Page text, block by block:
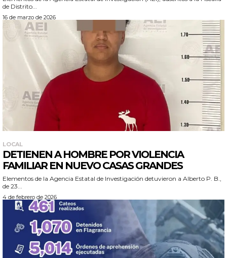
de Distrito...
16 de marzo de 2026
LOCAL
DETIENEN A HOMBRE POR VIOLENCIA
FAMILIAR EN NUEVO CASAS GRANDES
Elementos de la Agencia Estatal de Investigación detuvieron a Alberto P. B.,
de 23...
4 de febrero de 2026